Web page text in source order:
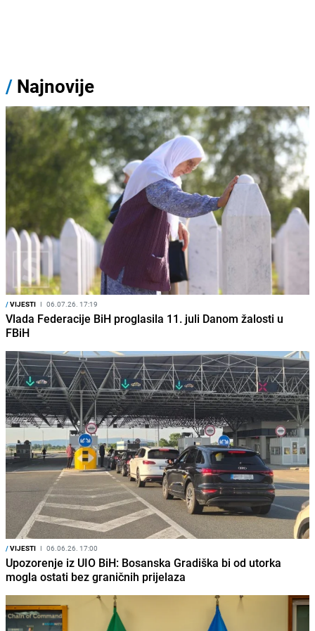
/ Najnovije
/VIJESTI I 06.07.26. 17:19
Vlada Federacije BiH proglasila 11. juli Danom žalosti u
FBiH
/VIJESTI I 06.06.26. 17:00
Upozorenje iz UIO BiH: Bosanska Gradiška bi od utorka
mogla ostati bez graničnih prijelaza